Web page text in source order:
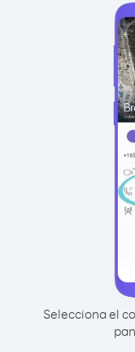
Selecciona el